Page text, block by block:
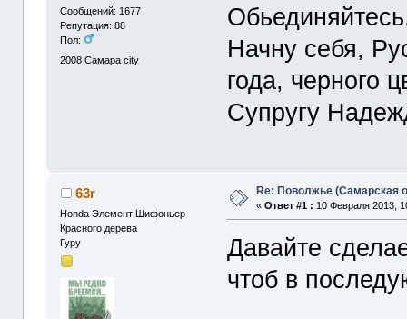
Сообщений: 1677
Репутация: 88
Пол:
2008 Самара city
Начну себя,
года, черного
Супругу
63r
Honda Элемент Шифоньер
Красного дерева
Гуру
Re: Поволжье (Самарская
«Ответ #1 : 10 Февраля 2013,
Давайте
чтоб в